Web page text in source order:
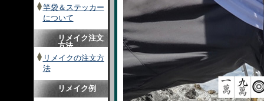
竿袋＆ステッカー
について
リメイク注文
方法
リメイクの注文方
法
リメイク例